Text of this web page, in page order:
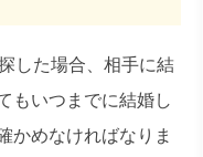
した場合、相手に結
もいつまでに結婚し
かめなければなりま